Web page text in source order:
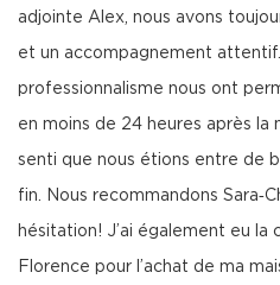
adjointe Alex, nous avons
et un accompagnement
professionnalisme nous ont
en moins de 24 heures après la
senti que nous étions entre de
fin. Nous recommandons
hésitation! J’ai également eu la
Florence pour l’achat de ma